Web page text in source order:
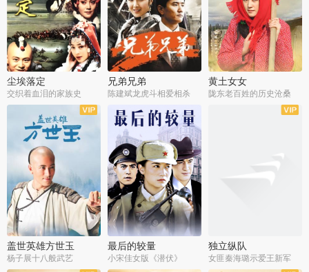
尘埃落定
交织着血泪的家族史
兄弟兄弟
陈建斌龙虎斗相爱相杀
黄土女女
陇东老百姓的历史沧桑
全36集
盖世英雄方世玉
杨子展十八般武艺
全28集
最后的较量
小宋佳女版《潜伏》
独立纵队
女匪秦海璐示爱王新军